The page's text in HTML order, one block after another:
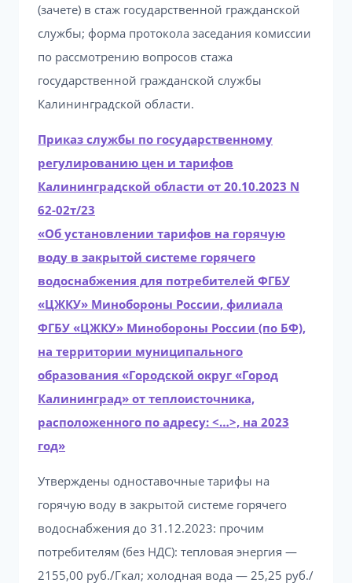
(зачете) в стаж государственной гражданской
службы; форма протокола заседания комиссии
по рассмотрению вопросов стажа
государственной гражданской службы
Калининградской области.
Приказ службы по государственному
регулированию цен и тарифов
Калининградской области от 20.10.2023 N
62-02т/23
«Об установлении тарифов на горячую
воду в закрытой системе горячего
водоснабжения для потребителей ФГБУ
«ЦЖКУ» Минобороны России, филиала
ФГБУ «ЦЖКУ» Минобороны России (по БФ),
на территории муниципального
образования «Городской округ «Город
Калининград» от теплоисточника,
расположенного по адресу: <…>, на 2023
год»
Утверждены одноставочные тарифы на
горячую воду в закрытой системе горячего
водоснабжения до 31.12.2023: прочим
потребителям (без НДС): тепловая энергия —
2155,00 руб./Гкал; холодная вода — 25,25 руб./